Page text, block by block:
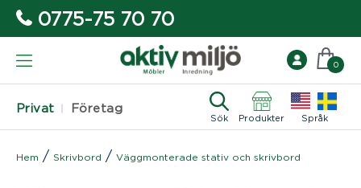
0775-75 70 70
Privat Företag
Sök Produkter Språk
0
Hem / Skrivbord / Väggmonterade stativ och skrivbord